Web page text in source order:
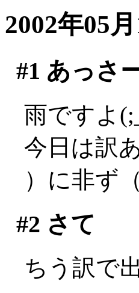
2002年05
#1 あっさ
雨ですよ
今日は訳
）に非ず
#2 さて
ちう訳で